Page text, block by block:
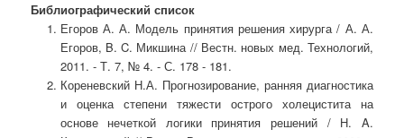
Библиографический список
Егоров А. А. Модель принятия решения хирурга / А. А.
Егоров, B. C. Микшина // Вестн. новых мед. Технологий,
2011. - Т. 7, № 4. - С. 178 - 181.
Кореневский Н.А. Прогнозирование, ранняя диагностика
и оценка степени тяжести острого холецистита на
основе нечеткой логики принятия решений / H. A.